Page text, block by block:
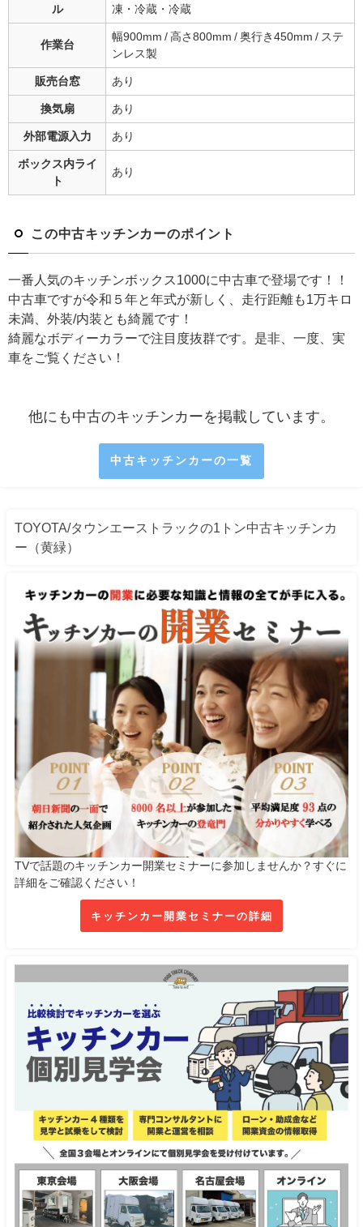
ル 凍・冷蔵・冷蔵
作業台
幅900mm / 高さ800mm / 奥行き450mm / ステ
ンレス製
販売台窓 あり
換気扇 あり
外部電源入力 あり
ボックス内ライ
ト
あり
この中古キッチンカーのポイント
一番人気のキッチンボックス1000に中古車で登場です！！
中古車ですが令和５年と年式が新しく、走行距離も1万キロ
未満、外装/内装とも綺麗です！
綺麗なボディーカラーで注目度抜群です。是非、一度、実
車をご覧ください！
他にも中古のキッチンカーを掲載しています。
中古キッチンカーの一覧
TOYOTA/タウンエーストラックの1トン中古キッチンカ
ー（黄緑）
TVで話題のキッチンカー開業セミナーに参加しませんか？すぐに
詳細をご確認ください！
キッチンカー開業セミナーの詳細